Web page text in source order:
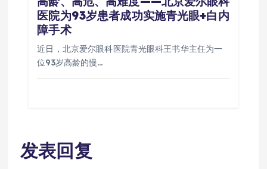
医院为93岁患者成功实施青光眼+白内
障手术
近日，北京爱尔眼科医院青光眼科王书华主任为一
位93岁高龄的慢…
发表回复